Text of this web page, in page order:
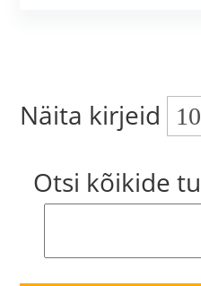
Näita kirjeid
Otsi kõikide